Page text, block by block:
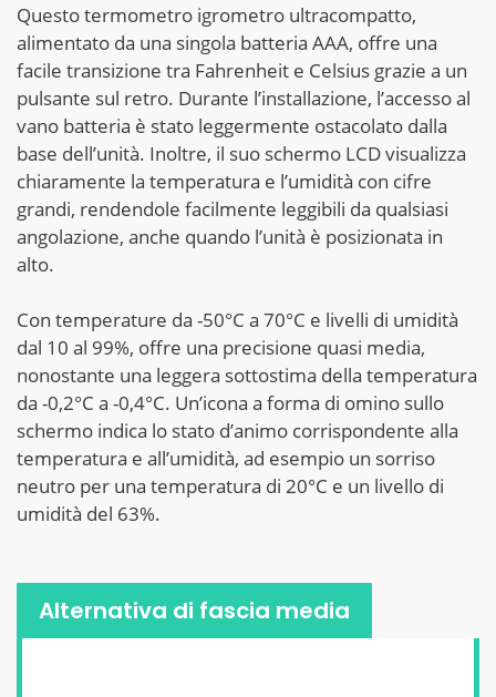
Questo termometro igrometro ultracompatto,
alimentato da una singola batteria AAA, offre una
facile transizione tra Fahrenheit e Celsius grazie a un
pulsante sul retro. Durante l’installazione, l’accesso al
vano batteria è stato leggermente ostacolato dalla
base dell’unità. Inoltre, il suo schermo LCD visualizza
chiaramente la temperatura e l’umidità con cifre
grandi, rendendole facilmente leggibili da qualsiasi
angolazione, anche quando l’unità è posizionata in
alto.
Con temperature da -50°C a 70°C e livelli di umidità
dal 10 al 99%, offre una precisione quasi media,
nonostante una leggera sottostima della temperatura
da -0,2°C a -0,4°C. Un’icona a forma di omino sullo
schermo indica lo stato d’animo corrispondente alla
temperatura e all’umidità, ad esempio un sorriso
neutro per una temperatura di 20°C e un livello di
umidità del 63%.
Alternativa di fascia media